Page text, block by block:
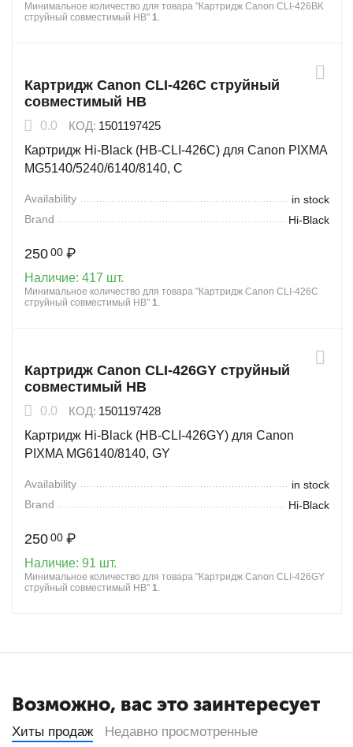
Минимальное количество для товара "Картридж Canon CLI-426BK
струйный совместимый HB" 1.
Картридж Canon CLI-426C струйный
совместимый HB
0.0 КОД: 1501197425
Картридж Hi-Black (HB-CLI-426C) для Canon PIXMA
MG5140/5240/6140/8140, C
Availability
in stock
Brand
Hi-Black
250 00 ₽
Наличие: 417 шт.
Минимальное количество для товара "Картридж Canon CLI-426C
струйный совместимый HB" 1.
Картридж Canon CLI-426GY струйный
совместимый HB
0.0 КОД: 1501197428
Картридж Hi-Black (HB-CLI-426GY) для Canon
PIXMA MG6140/8140, GY
Availability
in stock
Brand
Hi-Black
250 00 ₽
Наличие: 91 шт.
Минимальное количество для товара "Картридж Canon CLI-426GY
струйный совместимый HB" 1.
Возможно, вас это заинтересует
Хиты продаж Недавно просмотренные